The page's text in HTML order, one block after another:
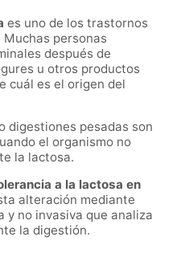
es uno de los trastornos
personas
después de
u otros productos
cuál es el origen del
digestiones pesadas son
el organismo no
la lactosa.
a la lactosa en
alteración mediante
y no invasiva que analiza
la digestión.